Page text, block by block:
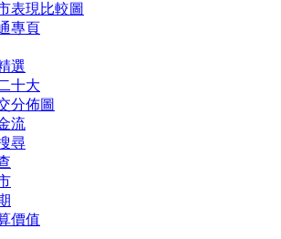
表現比較圖
專頁
選
十大
分佈圖
流
尋
價值